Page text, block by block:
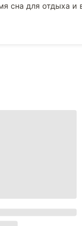
сна для отдыха и